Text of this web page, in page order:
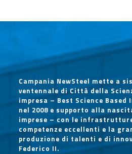
Campania NewSteel mette a
ventennale di Città della
impresa – Best Science Based
nel 2008 e supporto alla
imprese – con le
competenze eccellenti e la
produzione di talenti e di
Federico II.